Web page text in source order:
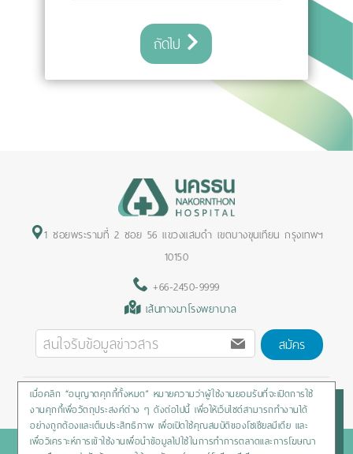
ถัดไป
1 ซอยพระรามที่ 2 ซอย 56 แขวงแสมดำ เขตบางขุนเทียน กรุงเทพฯ
10150
+66-2450-9999
เส้นทางมาโรงพยาบาล
สมัคร
Privacy Policy/Cookies Policy/Sitemap/สิทธิผู้ป่วย
Copyright © 2020 Nakornthon Hospital. All rights reserved
เมื่อคลิก “อนุญาตคุกกี้ทั้งหมด” หมายความว่าผู้ใช้งานยอมรับที่จะเปิดการใช้
งานคุกกี้เพื่อวัตถุประสงค์ต่าง ๆ ดังต่อไปนี้ เพื่อให้เว็บไซต์สามารถทำงานได้
อย่างถูกต้องและเต็มประสิทธิภาพ เพื่อเปิดใช้คุณสมบัติของโซเชียลมีเดีย และ
เพื่อวิเคราะห์การเข้าใช้งานเพื่อนำข้อมูลไปใช้ในการทำการตลาดและการโฆษณา